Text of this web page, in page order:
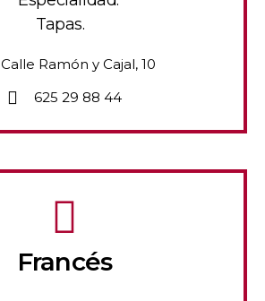
Tapas.
Calle Ramón y Cajal, 10
625 29 88 44
Francés